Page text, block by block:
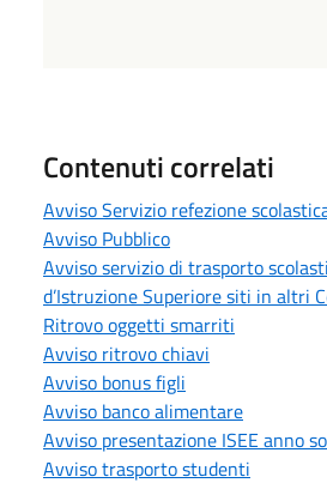
Contenuti correlati
Avviso Servizio refezione
Avviso Pubblico
Avviso servizio di trasporto
d’Istruzione Superiore siti in altri
Ritrovo oggetti smarriti
Avviso ritrovo chiavi
Avviso bonus figli
Avviso banco alimentare
Avviso presentazione ISEE anno
Avviso trasporto studenti